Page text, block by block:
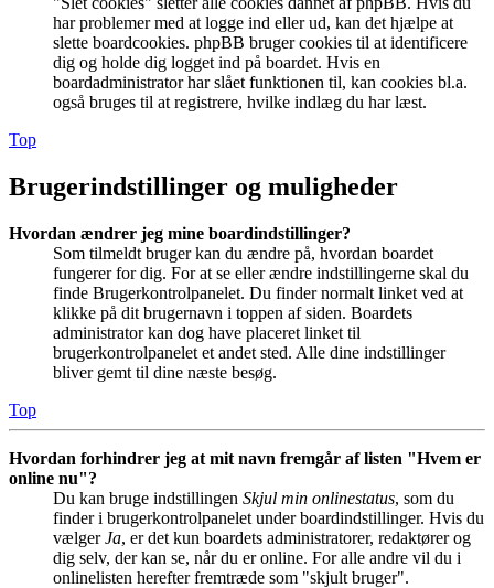
har problemer med at logge ind eller ud, kan det hjælpe at
slette boardcookies. phpBB bruger cookies til at identificere
dig og holde dig logget ind på boardet. Hvis en
boardadministrator har slået funktionen til, kan cookies bl.a.
også bruges til at registrere, hvilke indlæg du har læst.
Top
Brugerindstillinger og muligheder
Hvordan ændrer jeg mine boardindstillinger?
Som tilmeldt bruger kan du ændre på, hvordan boardet
fungerer for dig. For at se eller ændre indstillingerne skal du
finde Brugerkontrolpanelet. Du finder normalt linket ved at
klikke på dit brugernavn i toppen af siden. Boardets
administrator kan dog have placeret linket til
brugerkontrolpanelet et andet sted. Alle dine indstillinger
bliver gemt til dine næste besøg.
Top
Hvordan forhindrer jeg at mit navn fremgår af listen "Hvem er
online nu"?
Du kan bruge indstillingen Skjul min onlinestatus, som du
finder i brugerkontrolpanelet under boardindstillinger. Hvis du
vælgerJa, er det kun boardets administratorer, redaktører og
dig selv, der kan se, når du er online. For alle andre vil du i
onlinelisten herefter fremtræde som "skjult bruger".